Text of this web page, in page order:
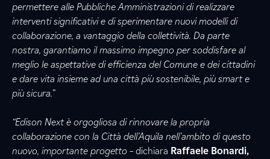
permettere alle Pubbliche Amministrazioni di realizzare
interventi significativi e di sperimentare nuovi modelli di
collaborazione, a vantaggio della collettività. Da parte
nostra, garantiamo il massimo impegno per soddisfare al
meglio le aspettative di efficienza del Comune e dei cittadini
e dare vita insieme ad una città più sostenibile, più smart e
più sicura.”
“Edison Next è orgogliosa di rinnovare la propria
collaborazione con la Città dell’Aquila nell’ambito di questo
nuovo, importante progetto – dichiara Raffaele Bonardi,